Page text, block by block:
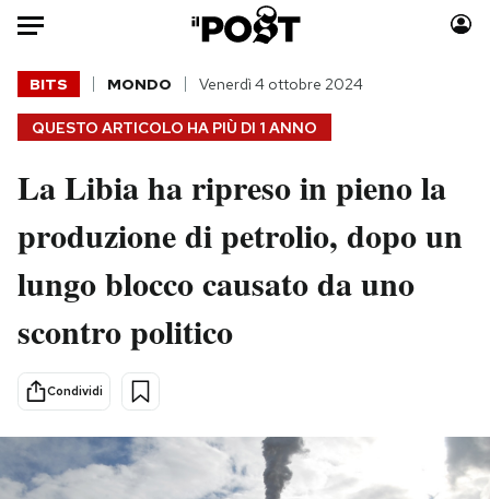
Auto
HOME
Italia
Politica
Tecnologia
Internet
Scienza
Cultura
Economia
Sport
Moda
Consumismi
Storie/Idee
Mondiali calcio 2026
QUESTO ARTICOLO HA PIÙ DI 1 ANNO
BITS MONDO Venerdì 4 ottobre 2024
La Libia ha ripreso in pieno la
produzione di petrolio, dopo un
lungo blocco causato da uno
scontro politico
Condividi